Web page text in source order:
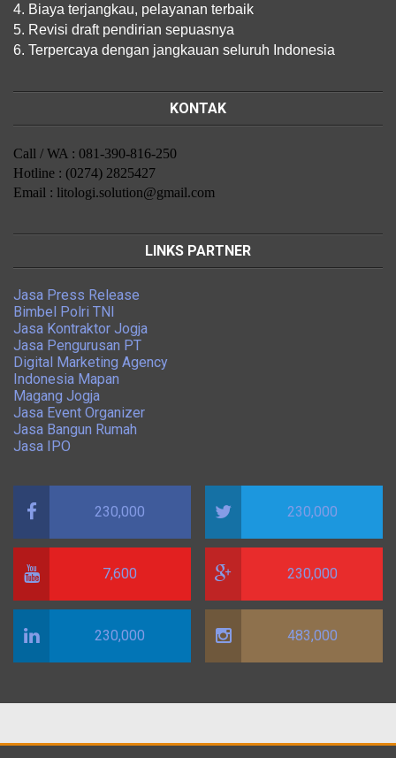
4. Biaya terjangkau, pelayanan terbaik
5. Revisi draft pendirian sepuasnya
6. Terpercaya dengan jangkauan seluruh Indonesia
KONTAK
Call / WA : 081-390-816-250
Hotline : (0274) 2825427
Email : litologi.solution@gmail.com
LINKS PARTNER
Jasa Press Release
Bimbel Polri TNI
Jasa Kontraktor Jogja
Jasa Pengurusan PT
Digital Marketing Agency
Indonesia Mapan
Magang Jogja
Jasa Event Organizer
Jasa Bangun Rumah
Jasa IPO
230,000 230,000
7,600 230,000
230,000 483,000